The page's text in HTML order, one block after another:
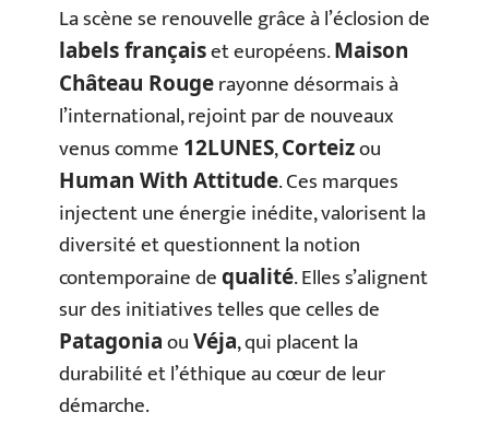
La scène se renouvelle grâce à l’éclosion de
labels françaiset européens.Maison
Château Rougerayonne désormais à
l’international, rejoint par de nouveaux
venus comme 12LUNES,Corteizou
Human With Attitude. Ces marques
injectent une énergie inédite, valorisent la
diversité et questionnent la notion
contemporaine dequalité. Elles s’alignent
sur des initiatives telles que celles de
PatagoniaouVéja, qui placent la
durabilité et l’éthique au cœur de leur
démarche.